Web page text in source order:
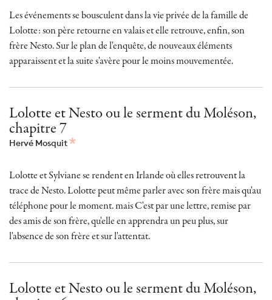
Les événements se bousculent dans la vie privée de la famille de
Lolotte: son père retourne en valais et elle retrouve, enfin, son
frère Nesto. Sur le plan de l'enquête, de nouveaux éléments
apparaissent et la suite s'avère pour le moins mouvementée.
Lolotte et Nesto ou le serment du Moléson,
chapitre 7
Hervé Mosquit
Lolotte et Sylviane se rendent en Irlande où elles retrouvent la
trace de Nesto. Lolotte peut même parler avec son frère mais qu'au
téléphone pour le moment. mais C'est par une lettre, remise par
des amis de son frère, qu'elle en apprendra un peu plus, sur
l'absence de son frère et sur l'attentat.
Lolotte et Nesto ou le serment du Moléson,